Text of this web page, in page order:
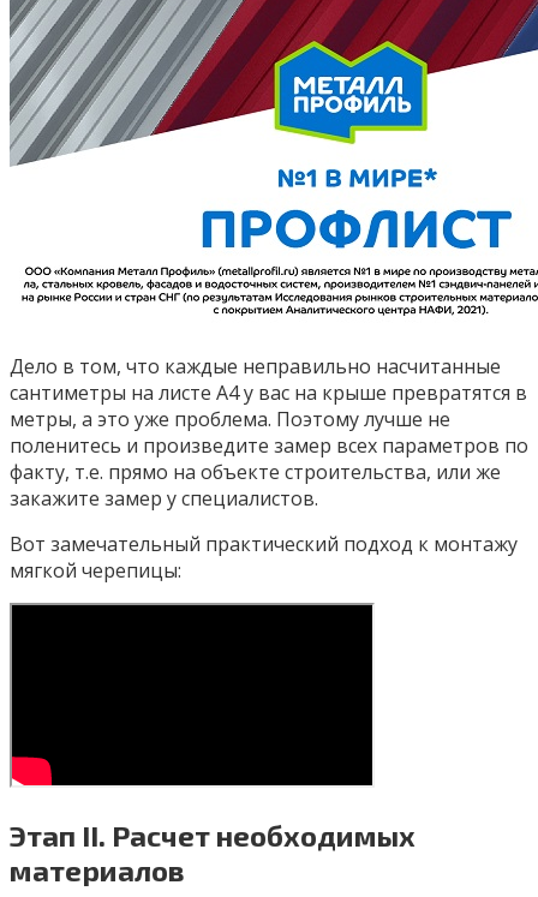
Дело в том, что каждые неправильно насчитанные
сантиметры на листе А4 у вас на крыше превратятся в
метры, а это уже проблема. Поэтому лучше не
поленитесь и произведите замер всех параметров по
факту, т.е. прямо на объекте строительства, или же
закажите замер у специалистов.
Вот замечательный практический подход к монтажу
мягкой черепицы:
Этап II. Расчет необходимых
материалов